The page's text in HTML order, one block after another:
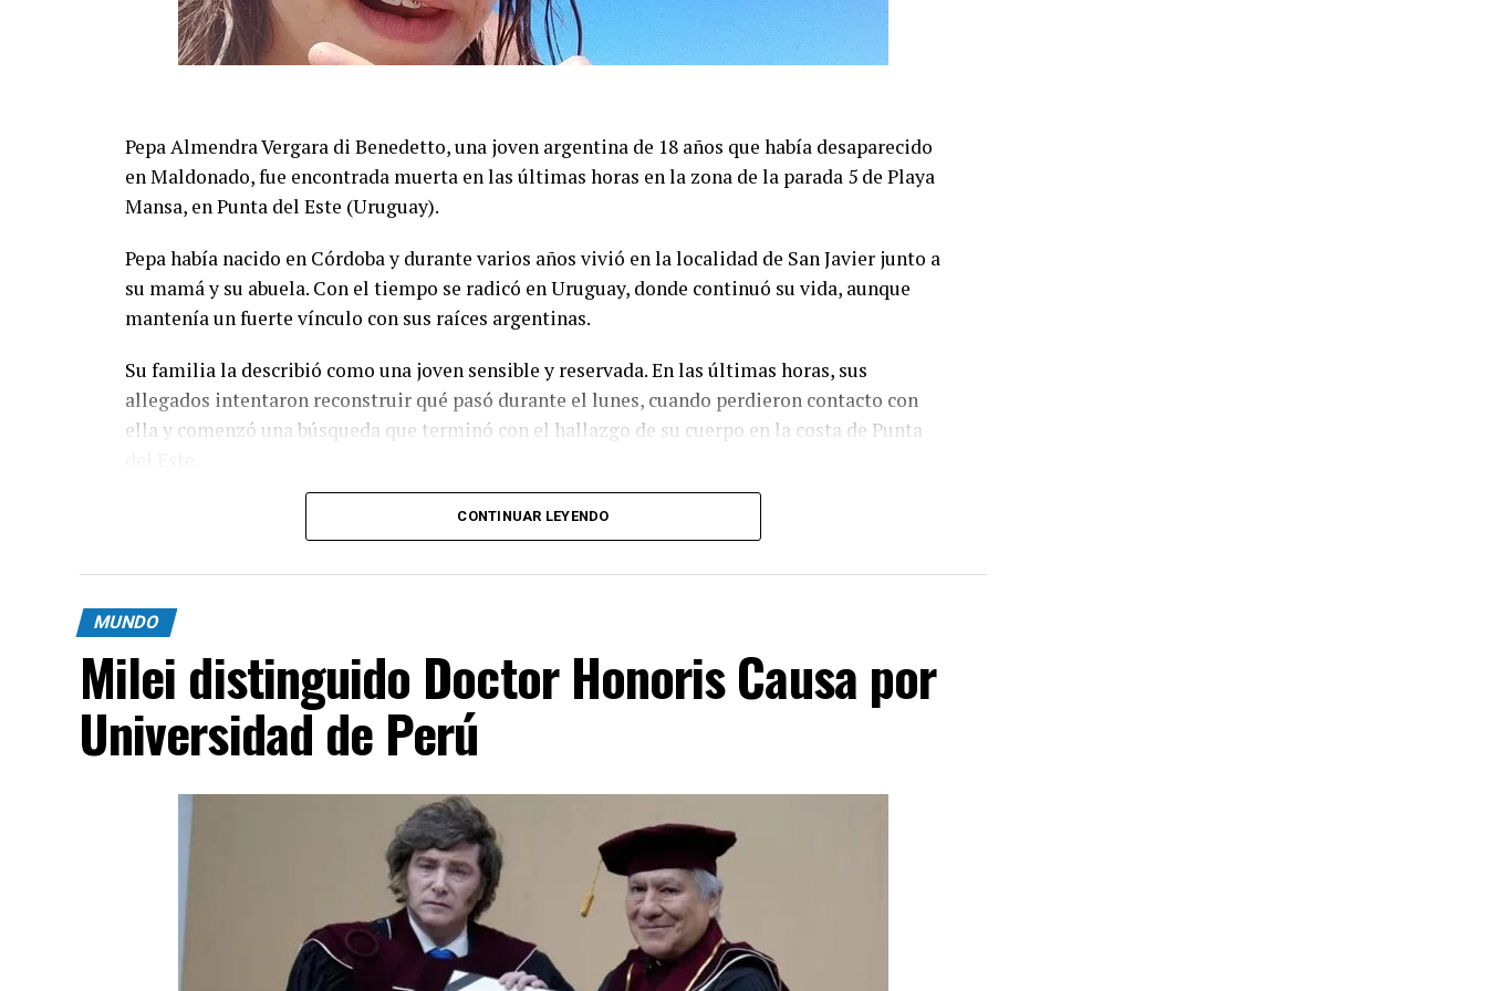
terremoto en Nápoles se sintió con tanta claridad en barrios del área metropolitana.
El prefecto de Nápoles, Michele di Bari, detalló que los evacuados pertenecen a Pozzuoli y
en tanto la población permanece expectante por posibles réplicas.
Pepa Almendra Vergara di Benedetto, una joven argentina de 18 años que había desaparecido
en Maldonado, fue encontrada muerta en las últimas horas en la zona de la parada 5 de Playa
Mansa, en Punta del Este (Uruguay).
Pepa había nacido en Córdoba y durante varios años vivió en la localidad de San Javier junto a
su mamá y su abuela. Con el tiempo se radicó en Uruguay, donde continuó su vida, aunque
mantenía un fuerte vínculo con sus raíces argentinas.
Su familia la describió como una joven sensible y reservada. En las últimas horas, sus
allegados intentaron reconstruir qué pasó durante el lunes, cuando perdieron contacto con
ella y comenzó una búsqueda que terminó con el hallazgo de su cuerpo en la costa de Punta
CONTINUAR LEYENDO
MUNDO
Milei distinguido Doctor Honoris Causa por
Universidad de Perú